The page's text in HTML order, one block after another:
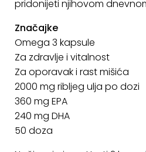
opridonijeti njihovom
Značajke
Omega 3 kapsule
Za zdravlje i vitalnost
Za oporavak i rast mišića
2000 mg ribljeg ulja po dozi
360 mg EPA
240 mg DHA
50 doza